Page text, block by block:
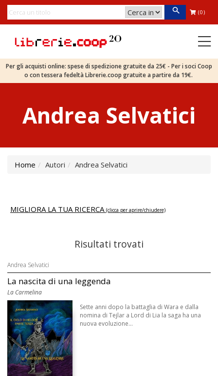
(0)
Per gli acquisti online: spese di spedizione gratuite da 25€ - Per i soci Coop
o con tessera fedeltà Librerie.coop gratuite a partire da 19€.
Andrea Selvatici
Home Autori Andrea Selvatici
MIGLIORA LA TUA RICERCA (clicca per aprire/chiudere)
Risultati trovati
Andrea Selvatici
La nascita di una leggenda
La Carmelina
Sette anni dopo la battaglia di Wara e dalla
nomina di Tejlar a Lord di Lia la saga ha una
nuova evoluzione...